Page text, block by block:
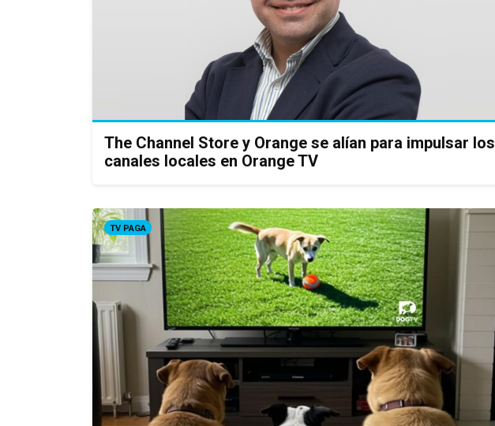
The Channel Store y Orange se alían para impulsar los
canales locales en Orange TV
TV PAGA